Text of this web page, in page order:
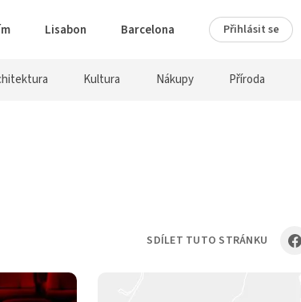
Lisabon Barcelona Přihlásit se
Kultura Nákupy Příroda
SDÍLET TUTO STRÁNKU